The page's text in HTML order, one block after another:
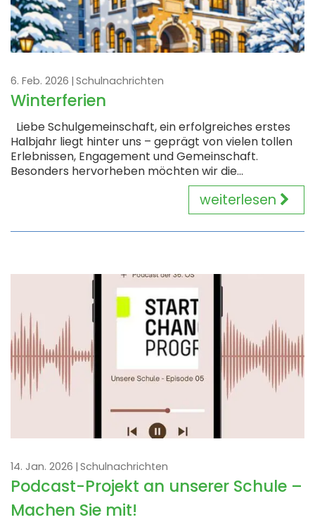
6. Feb. 2026 Schulnachrichten
Winterferien
Liebe Schulgemeinschaft, ein erfolgreiches erstes
Halbjahr liegt hinter uns – geprägt von vielen tollen
Erlebnissen, Engagement und Gemeinschaft.
Besonders hervorheben möchten wir die...
weiterlesen
14. Jan. 2026 Schulnachrichten
Podcast-Projekt an unserer Schule –
Machen Sie mit!